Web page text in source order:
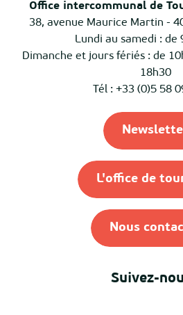
Office intercommunal de
38, avenue Maurice Martin -
Lundi au samedi : de
Dimanche et jours fériés : de
18h30
Tél : +33 (0)5 58
L'office de
Nous
Suivez-